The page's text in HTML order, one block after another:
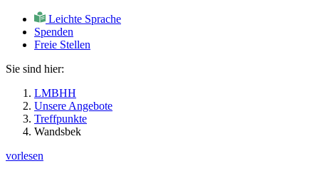
Leichte Sprache
Spenden
Freie Stellen
Sie sind hier:
LMBHH
Unsere Angebote
Treffpunkte
Wandsbek
vorlesen